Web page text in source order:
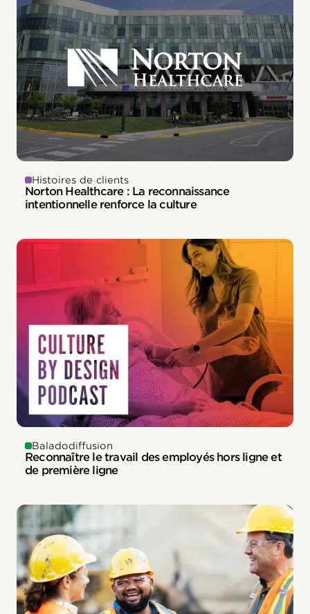
Histoires de clients
Norton Healthcare : La reconnaissance
intentionnelle renforce la culture
Baladodiffusion
Reconnaître le travail des employés hors ligne et
de première ligne